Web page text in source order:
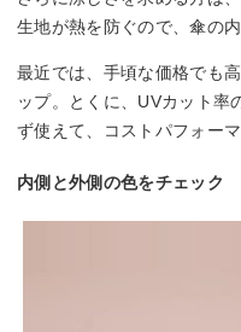
生地が熱を防ぐので、傘の
最近では、手頃な価格でも
ップ。とくに、UVカット率
ず使えて、コストパフォー
内側と外側の色をチェック